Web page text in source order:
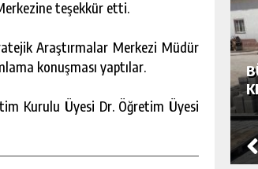
teşekkür etti.
Araştırmalar Merkezi Müdür
konuşması yaptılar.
Kurulu Üyesi Dr. Öğretim Üyesi
GÜNLÜK HABER AKIŞI
HAFIZLIK KIZ KUR’AN KURSU